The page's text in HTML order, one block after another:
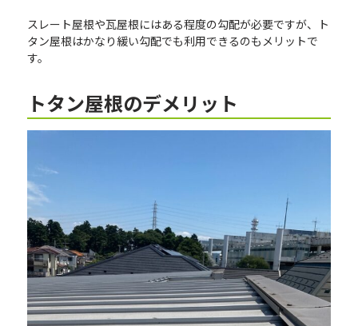
スレート屋根や瓦屋根にはある程度の勾配が必要ですが、ト
タン屋根はかなり緩い勾配でも利用できるのもメリットで
す。
トタン屋根のデメリット